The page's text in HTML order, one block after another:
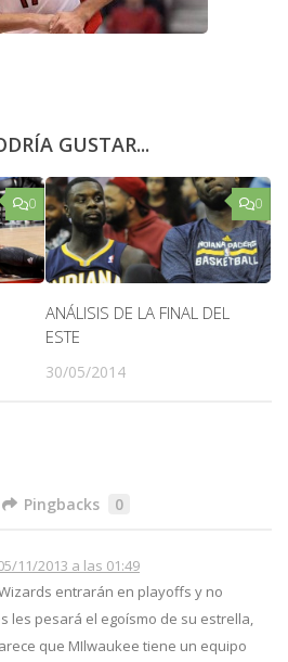
GUSTAR...
0 0
ANÁLISIS DE LA FINAL DEL
ESTE
30/05/2014
Pingbacks 0
11/2013 a las 01:49
entrarán en playoffs y no
les pesará el egoísmo de su estrella,
que MIlwaukee tiene un equipo